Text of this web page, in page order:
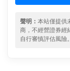
聲明： 本站僅提供
商，不經營證券經
自行審慎評估風險。